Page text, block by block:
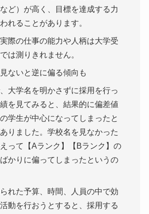
ど）が高く、目標を達成する力
れることがあります。
際の仕事の能力や人柄は大学受
は測りきれません。
ないと逆に偏る傾向も
大学名を明かさずに採用を行っ
を見てみると、結果的に偏差値
学生が中心になってしまったと
りました。学校名を見なかった
って【Aランク】【Bランク】の
かりに偏ってしまったというの
れた予算、時間、人員の中で効
動を行おうとすると、採用する